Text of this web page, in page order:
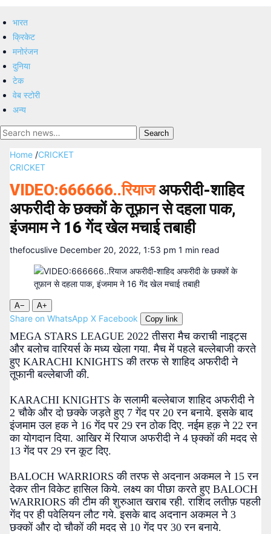
भारत
क्रिकेट
मनोरंजन
दुनिया
टेक
वेब स्टोरी
अन्य
Search
Home /CRICKET
CRICKET
VIDEO:666666..रियाजअफरीदी-शाहिद
अफरीदी के छक्कों के तूफ़ान से दहला पाक,
इंजमाम ने 16 गेंद खेल मचाई तबाही
thefocuslive December 20, 2022, 1:53 pm 1 min read
A− A+
Share on WhatsApp X Facebook Copy link
MEGA STARS LEAGUE 2022 तीसरा मैच कराची नाइट्स
और बलोच वारियर्स के मध्य खेला गया. मैच में पहले बल्लेबाजी करते
हुए KARACHI KNIGHTS की तरफ से शाहिद अफरीदी ने
तूफानी बल्लेबाजी की.
KARACHI KNIGHTS के सलामी बल्लेबाज शाहिद अफरीदी ने
2 चौके और दो छक्के जड़ते हुए 7 गेंद पर 20 रन बनाये. इसके बाद
इंजमाम उल हक ने 16 गेंद पर 29 रन ठोक दिए. नईम हक़ ने 22 रन
का योगदान दिया. आखिर में रियाज अफरीदी ने 4 छ्क्कों की मदद से
13 गेंद पर 29 रन कूट दिए.
BALOCH WARRIORS की तरफ से अदनान अकमल ने 15 रन
देकर तीन विकेट हासिल किये. लक्ष्य का पीछा करते हुए BALOCH
WARRIORS की टीम की शुरुआत खराब रही. राशिद लतीफ़ पहली
गेंद पर ही पवेलियन लौट गये. इसके बाद अदनान अकमल ने 3
छक्कों और दो चौकों की मदद से 10 गेंद पर 30 रन बनाये.